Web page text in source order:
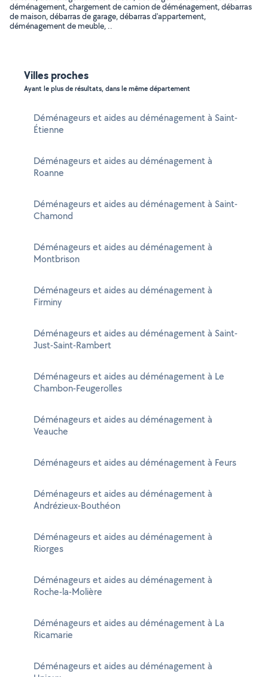
déménagement, chargement de camion de déménagement, débarras
de maison, débarras de garage, débarras d'appartement,
déménagement de meuble, ..
Villes proches
Ayant le plus de résultats, dans le même département
Déménageurs et aides au déménagement à Saint-
Étienne
Déménageurs et aides au déménagement à
Roanne
Déménageurs et aides au déménagement à Saint-
Chamond
Déménageurs et aides au déménagement à
Montbrison
Déménageurs et aides au déménagement à
Firminy
Déménageurs et aides au déménagement à Saint-
Just-Saint-Rambert
Déménageurs et aides au déménagement à Le
Chambon-Feugerolles
Déménageurs et aides au déménagement à
Veauche
Déménageurs et aides au déménagement à Feurs
Déménageurs et aides au déménagement à
Andrézieux-Bouthéon
Déménageurs et aides au déménagement à
Riorges
Déménageurs et aides au déménagement à
Roche-la-Molière
Déménageurs et aides au déménagement à La
Ricamarie
Déménageurs et aides au déménagement à